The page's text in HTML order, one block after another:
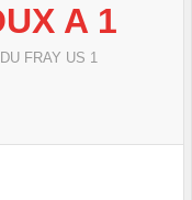
A 1
FRAY US 1